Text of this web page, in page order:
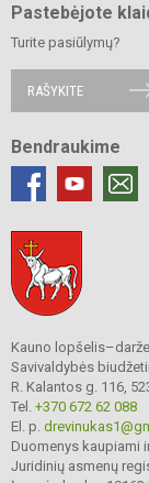
Pastebėjote
Turite pasiūlymų?
RAŠYKITE
Bendraukime
Kauno
Savivaldybės
R. Kalantos g. 116,
Tel. +370 672 62 088
El. p.
Duomenys kaupiami
Juridinių asmenų